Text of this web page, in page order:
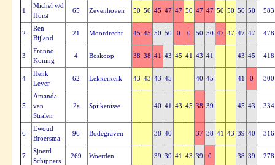
1
Michel v/d
Horst
65 Zevenhoven 50 50 45 47 47 50 47 47 50 50 50 50 583
2
Ren
Bijland
21 Moordrecht 45 45 50 50 0 0 50 50 47 47 47 47 478
3
Fronno
Koning
4 Boskoop 38 38 41 43 45 41 43 41 43 45 418
4
Henk
Lever
62 Lekkerkerk 43 43 43 45 40 45 41 0 300
5
Amanda
van
Stralen
2a Spijkenisse 40 41 43 45 38 39 45 43 334
6
Ewoud
Broersma
96 Bodegraven 38 40 37 38 41 43 39 40 316
7
Sjoerd
Schippers
269 Woerden 39 39 41 43 39 0 38 39 278